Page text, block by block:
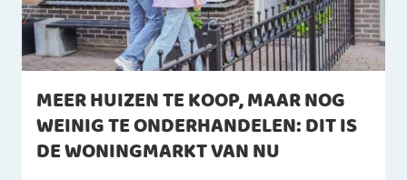
MEER HUIZEN TE KOOP, MAAR NOG
WEINIG TE ONDERHANDELEN: DIT IS
DE WONINGMARKT VAN NU